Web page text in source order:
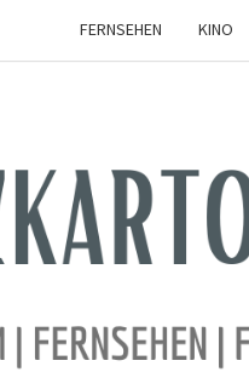
FERNSEHEN KINO